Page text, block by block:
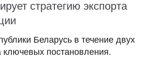
стратегию экспорта
Беларусь в течение двух
постановления.